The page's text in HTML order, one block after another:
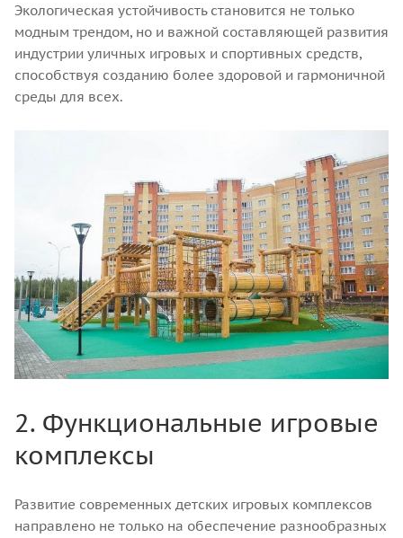
Экологическая устойчивость становится не только
модным трендом, но и важной составляющей развития
индустрии уличных игровых и спортивных средств,
способствуя созданию более здоровой и гармоничной
среды для всех.
2. Функциональные игровые
комплексы
Развитие современных детских игровых комплексов
направлено не только на обеспечение разнообразных